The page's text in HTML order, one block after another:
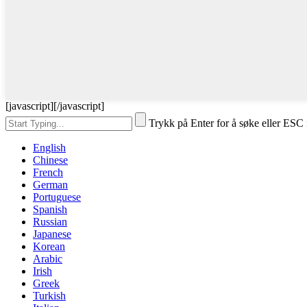
[javascript][/javascript]
Trykk på Enter for å søke eller
English
Chinese
French
German
Portuguese
Spanish
Russian
Japanese
Korean
Arabic
Irish
Greek
Turkish